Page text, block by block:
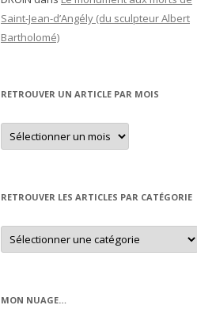
Saint-Jean-d’Angély (du sculpteur Albert
Bartholomé)
RETROUVER UN ARTICLE PAR MOIS
Retrouver
un
article
RETROUVER LES ARTICLES PAR CATÉGORIE
Retrouver
les
articles
MON NUAGE…